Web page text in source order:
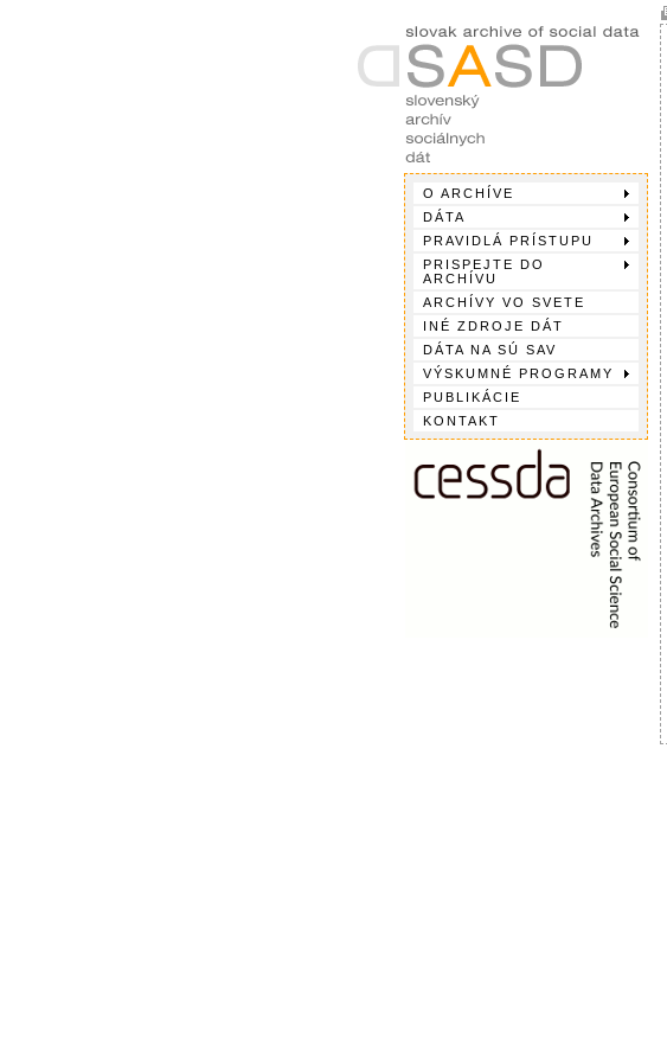
O ARCHÍVE
DÁTA
PRAVIDLÁ PRÍSTUPU
PRISPEJTE DO
ARCHÍVU
ARCHÍVY VO SVETE
INÉ ZDROJE DÁT
DÁTA NA SÚ SAV
VÝSKUMNÉ PROGRAMY
PUBLIKÁCIE
KONTAKT